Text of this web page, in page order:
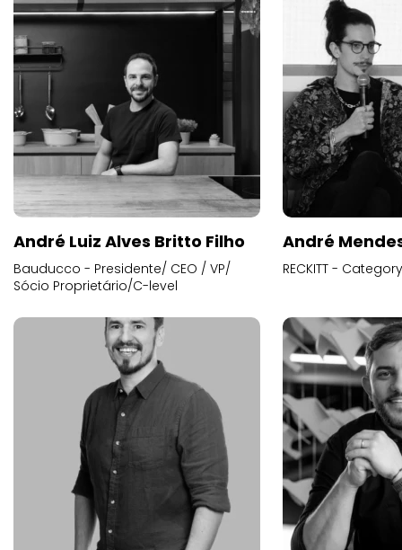
André Luiz Alves Britto Filho
Bauducco - Presidente/ CEO / VP/
Sócio Proprietário/C-level
André
RECKITT -